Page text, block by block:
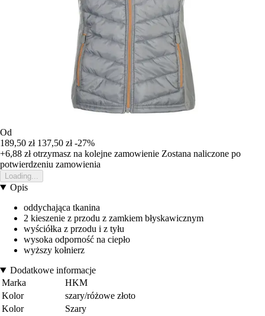
Od
189,50 zł 137,50 zł -27%
+6,88 złotrzymasz na kolejne zamowienie Zostana naliczone po
potwierdzeniu zamowienia
Loading...
Opis
oddychająca tkanina
2 kieszenie z przodu z zamkiem błyskawicznym
wyściółka z przodu i z tyłu
wysoka odporność na ciepło
wyższy kołnierz
Dodatkowe informacje
Marka
HKM
Kolor
szary/różowe złoto
Kolor
Szary